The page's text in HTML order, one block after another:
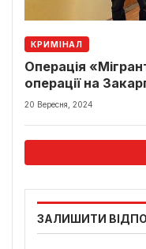
КРИМІНАЛ
Операція
операції на
20 Вересня, 2024
ЗАЛИШИТИ